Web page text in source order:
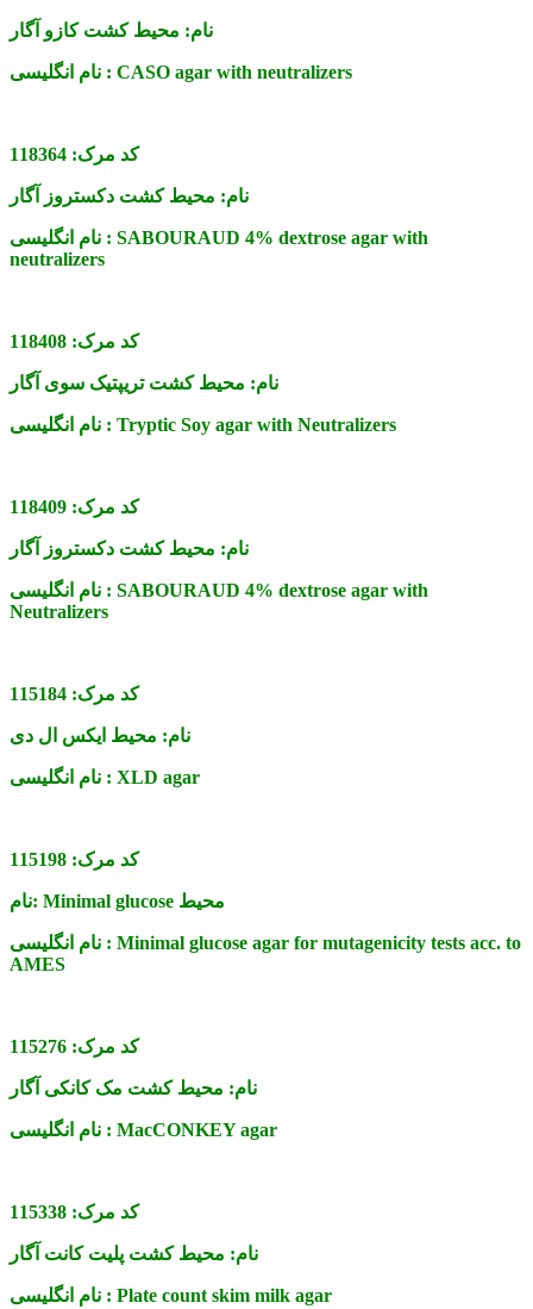
نام: محیط کشت کازو آگار
نام انگلیسی : CASO agar with neutralizers
کد مرک: 118364
نام: محیط کشت دکستروز آگار
نام انگلیسی : SABOURAUD 4% dextrose agar with
neutralizers
کد مرک: 118408
نام: محیط کشت تریپتیک سوی آگار
نام انگلیسی : Tryptic Soy agar with Neutralizers
کد مرک: 118409
نام: محیط کشت دکستروز آگار
نام انگلیسی : SABOURAUD 4% dextrose agar with
Neutralizers
کد مرک: 115184
نام: محیط ایکس ال دی
نام انگلیسی : XLD agar
کد مرک: 115198
نام: Minimal glucose محیط
نام انگلیسی : Minimal glucose agar for mutagenicity tests acc. to
AMES
کد مرک: 115276
نام: محیط کشت مک کانکی آگار
نام انگلیسی : MacCONKEY agar
کد مرک: 115338
نام: محیط کشت پلیت کانت آگار
نام انگلیسی : Plate count skim milk agar